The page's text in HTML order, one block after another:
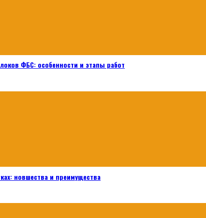
ФБС: особенности и этапы работ
новшества и преимущества